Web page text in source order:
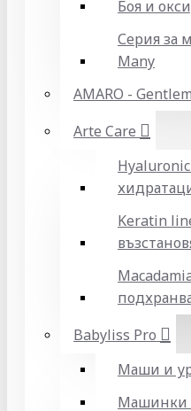
Боя и
Серия за
Many
AMARO -
Arte Care
Keratin
Babyliss Pro
Маши и
Машинки